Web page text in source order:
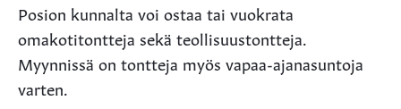
Posion kunnalta voi ostaa tai vuokrata
omakotitontteja sekä teollisuustontteja.
Myynnissä on tontteja myös vapaa-ajanasuntoja
varten.